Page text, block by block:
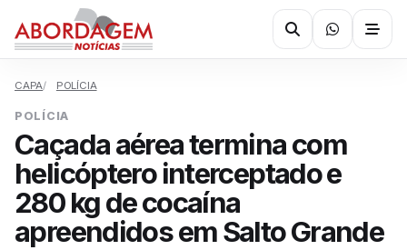
CAPA POLÍCIA
POLÍCIA
Caçada aérea termina com
helicóptero interceptado e
280 kg de cocaína
apreendidos em Salto Grande